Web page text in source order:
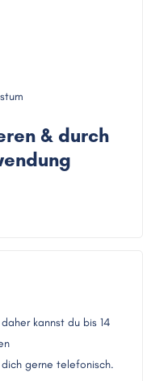
& durch
kannst du bis 14
gerne telefonisch.